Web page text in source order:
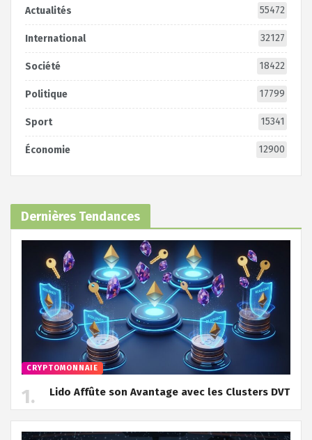
Actualités 55472
International 32127
Société 18422
Politique 17799
Sport 15341
Économie 12900
Dernières Tendances
CRYPTOMONNAIE
Lido Affûte son Avantage avec les Clusters DVT